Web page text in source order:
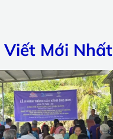
Viết Mới Nhất